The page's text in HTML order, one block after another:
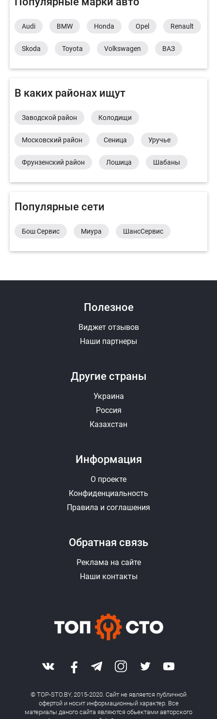
Audi BMW Honda Opel Renault
Skoda Toyota Volkswagen ВАЗ
В каких районах ищут
Заводской район Колодищи
Московский район Сеница Уручье
Фрунзенский район Лошица Шабаны
Популярные сети
Бош Сервис Миура ШансСервис
Другие страны
Украина
Россия
Казахстан
Полезное
Виджет отзывов
Наши партнеры
Информация
О проекте
Конфиденциальность
Правила и соглашения
Обратная связь
Реклама на сайте
Наши контакты
© TOP-STO.BY, 2015-2020. Сайт не является публичной
офертой и носит информационный характер. Все
материалы даного сайта являются обьектами авторского